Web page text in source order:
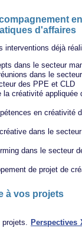
en
d'affaires
interventions déjà
dans le secteur
dans le
des PPE et CLD
créativité appliquée
en créativité
dans le
dans le secteur
de projet de
à vos projets
Perspectives